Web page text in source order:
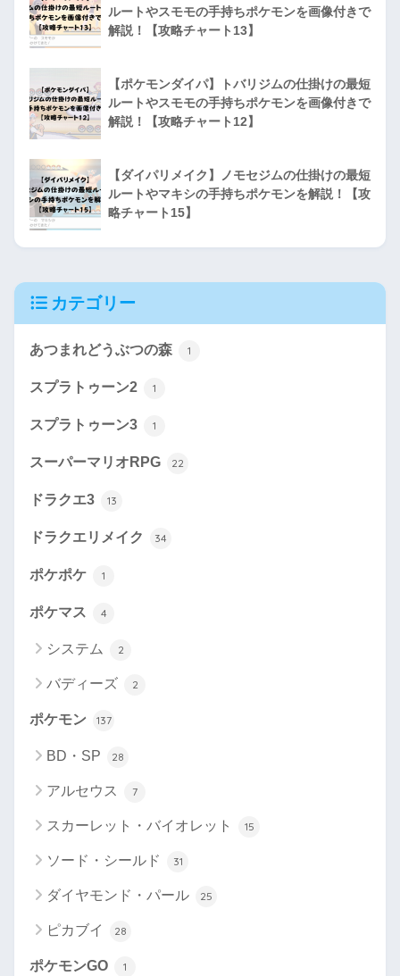
ルートやスモモの手持ちポケモンを画像付きで
解説！【攻略チャート13】
【ポケモンダイパ】トバリジムの仕掛けの最短
ルートやスモモの手持ちポケモンを画像付きで
解説！【攻略チャート12】
【ダイパリメイク】ノモセジムの仕掛けの最短
ルートやマキシの手持ちポケモンを解説！【攻
略チャート15】
カテゴリー
あつまれどうぶつの森 1
スプラトゥーン2 1
スプラトゥーン3 1
スーパーマリオRPG 22
ドラクエ3 13
ドラクエリメイク 34
ポケポケ 1
ポケマス 4
システム 2
バディーズ 2
ポケモン 137
BD・SP 28
アルセウス 7
スカーレット・バイオレット 15
ソード・シールド 31
ダイヤモンド・パール 25
ピカブイ 28
ポケモンGO 1